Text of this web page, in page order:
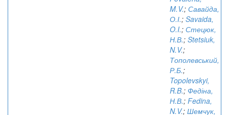
M.V.; Савайда,
О.І.; Savaida,
O.I.; Стецюк,
Н.В.; Stetsiuk,
N.V.;
Тополевський,
Р.Б.;
Topolevskyi,
R.B.; Федіна,
Н.В.; Fedina,
N.V.; Шемчук,